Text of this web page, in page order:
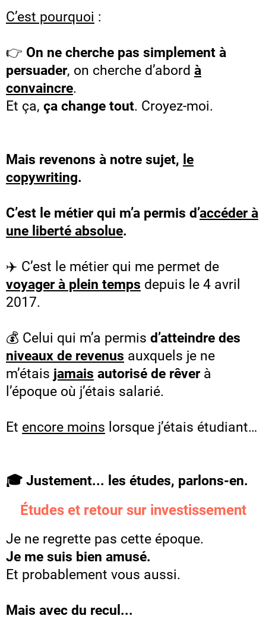
C’est pourquoi :
👉 On ne cherche pas simplement à
persuader, on cherche d’abord à
convaincre.
Et ça, ça change tout. Croyez-moi.
Mais revenons à notre sujet, le
copywriting.
C’est le métier qui m’a permis d’accéder à
une liberté absolue.
✈️ C’est le métier qui me permet de
voyager à plein temps depuis le 4 avril
2017.
💰 Celui qui m’a permis d’atteindre des
niveaux de revenus auxquels je ne
m’étais jamais autorisé de rêverà
l’époque où j’étais salarié.
Et encore moins lorsque j’étais étudiant…
🎓 Justement... les études, parlons-en.
Études et retour sur investissement
Je ne regrette pas cette époque.
Je me suis bien amusé.
Et probablement vous aussi.
Mais avec du recul...